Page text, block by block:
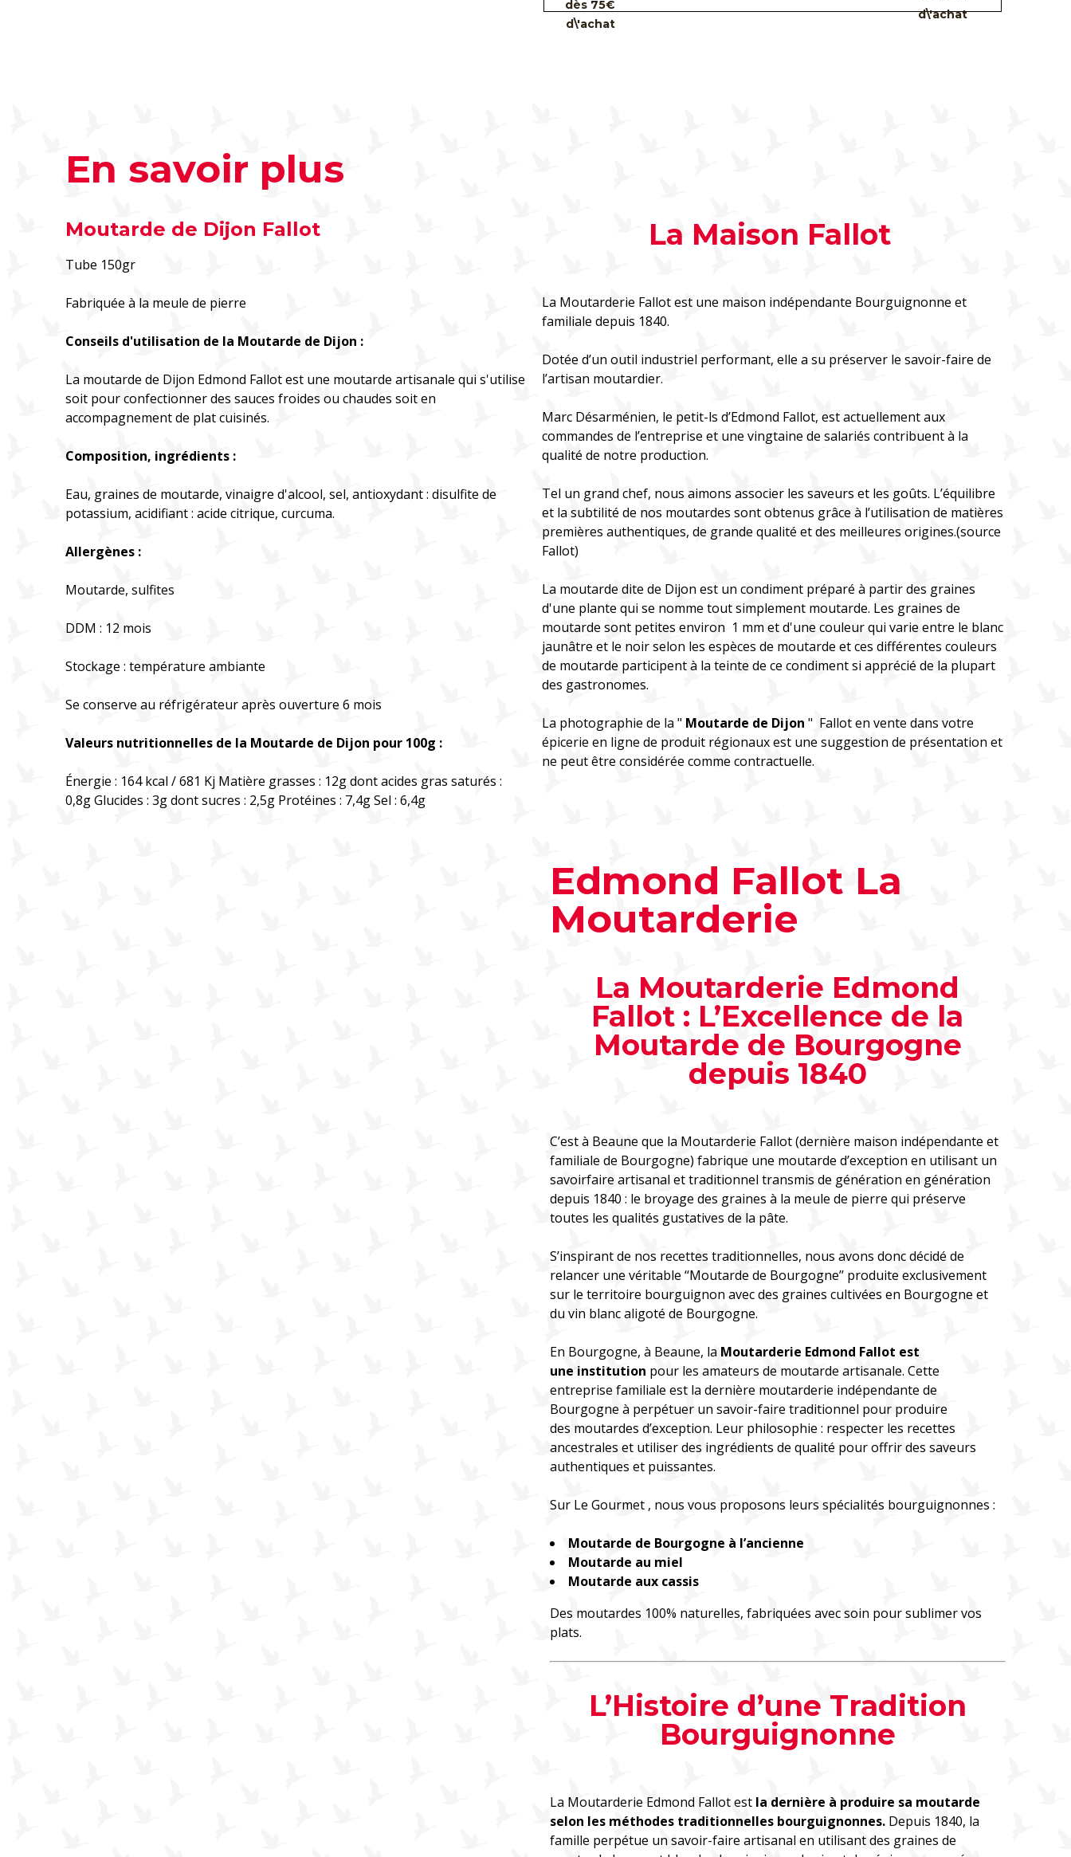
En savoir plus
Moutarde de Dijon Fallot
Tube 150gr
Fabriquée à la meule de pierre
Conseils d'utilisation de la Moutarde de Dijon :
La moutarde de Dijon Edmond Fallot est une moutarde artisanale qui s'utilise
soit pour confectionner des sauces froides ou chaudes soit en
accompagnement de plat cuisinés.
Composition, ingrédients :
Eau, graines de moutarde, vinaigre d'alcool, sel, antioxydant : disulfite de
potassium, acidifiant : acide citrique, curcuma.
Allergènes :
Moutarde, sulfites
DDM : 12 mois
Stockage : température ambiante
Se conserve au réfrigérateur après ouverture 6 mois
Valeurs nutritionnelles de la Moutarde de Dijon pour 100g :
Énergie : 164 kcal / 681 Kj Matière grasses : 12g dont acides gras saturés :
0,8g Glucides : 3g dont sucres : 2,5g Protéines : 7,4g Sel : 6,4g
La Maison Fallot
La Moutarderie Fallot est une maison indépendante Bourguignonne et
familiale depuis 1840.
Dotée d’un outil industriel performant, elle a su préserver le savoir-faire de
l’artisan moutardier.
Marc Désarménien, le petit-ls d’Edmond Fallot, est actuellement aux
commandes de l’entreprise et une vingtaine de salariés contribuent à la
qualité de notre production.
Tel un grand chef, nous aimons associer les saveurs et les goûts. L’équilibre
et la subtilité de nos moutardes sont obtenus grâce à l’utilisation de matières
premières authentiques, de grande qualité et des meilleures origines.(source
Fallot)
La moutarde dite de Dijon est un condiment préparé à partir des graines
d'une plante qui se nomme tout simplement moutarde. Les graines de
moutarde sont petites environ 1 mm et d'une couleur qui varie entre le blanc
jaunâtre et le noir selon les espèces de moutarde et ces différentes couleurs
de moutarde participent à la teinte de ce condiment si apprécié de la plupart
des gastronomes.
La photographie de la " Moutarde de Dijon " Fallot en vente dans votre
épicerie en ligne de produit régionaux est une suggestion de présentation et
ne peut être considérée comme contractuelle.
Edmond Fallot La
Moutarderie
La Moutarderie Edmond
Fallot : L’Excellence de la
Moutarde de Bourgogne
depuis 1840
C’est à Beaune que la Moutarderie Fallot (dernière maison indépendante et
familiale de Bourgogne) fabrique une moutarde d’exception en utilisant un
savoirfaire artisanal et traditionnel transmis de génération en génération
depuis 1840 : le broyage des graines à la meule de pierre qui préserve
toutes les qualités gustatives de la pâte.
S’inspirant de nos recettes traditionnelles, nous avons donc décidé de
relancer une véritable ‘‘Moutarde de Bourgogne’’ produite exclusivement
sur le territoire bourguignon avec des graines cultivées en Bourgogne et
du vin blanc aligoté de Bourgogne.
En Bourgogne, à Beaune, la Moutarderie Edmond Fallot est
une institution pour les amateurs de moutarde artisanale. Cette
entreprise familiale est la dernière moutarderie indépendante de
Bourgogne à perpétuer un savoir-faire traditionnel pour produire
des moutardes d’exception. Leur philosophie : respecter les recettes
ancestrales et utiliser des ingrédients de qualité pour offrir des saveurs
authentiques et puissantes.
Sur Le Gourmet , nous vous proposons leurs spécialités bourguignonnes :
Moutarde de Bourgogne à l’ancienne
Moutarde au miel
Moutarde aux cassis
Des moutardes 100% naturelles, fabriquées avec soin pour sublimer vos
plats.
L’Histoire d’une Tradition
Bourguignonne
La Moutarderie Edmond Fallot est la dernière à produire sa moutarde
selon les méthodes traditionnelles bourguignonnes. Depuis 1840, la
famille perpétue un savoir-faire artisanal en utilisant des graines de